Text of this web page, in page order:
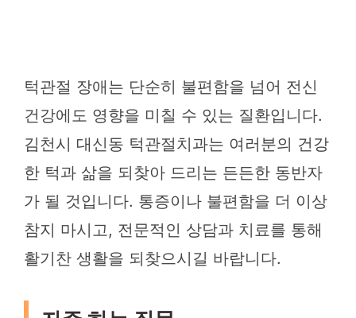
턱관절 장애는 단순히 불편함을 넘어 전신
건강에도 영향을 미칠 수 있는 질환입니다.
김천시 대신동 턱관절치과는 여러분의 건강
한 턱과 삶을 되찾아 드리는 든든한 동반자
가 될 것입니다. 통증이나 불편함을 더 이상
참지 마시고, 전문적인 상담과 치료를 통해
활기찬 생활을 되찾으시길 바랍니다.